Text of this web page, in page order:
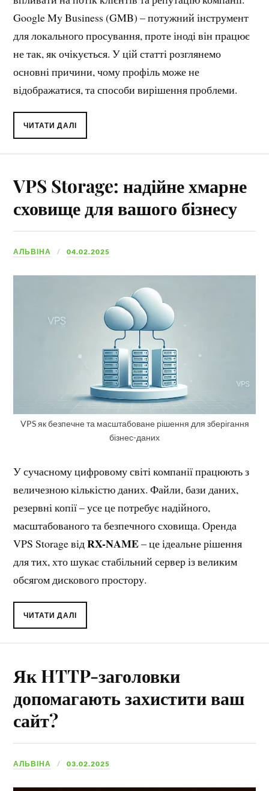
Google My Business (GMB) – потужний інструмент
для локального просування, проте іноді він працює
не так, як очікується. У цій статті розглянемо
основні причини, чому профіль може не
відображатися, та способи вирішення проблеми.
ЧИТАТИ ДАЛІ
VPS Storage: надійне хмарне
сховище для вашого бізнесу
АЛЬВІНА 04.02.2025
VPS як безпечне та масштабоване рішення для зберігання
бізнес-даних
У сучасному цифровому світі компанії працюють з
величезною кількістю даних. Файли, бази даних,
резервні копії – усе це потребує надійного,
масштабованого та безпечного сховища. Оренда
VPS Storage відRX-NAME– це ідеальне рішення
для тих, хто шукає стабільний сервер із великим
обсягом дискового простору.
ЧИТАТИ ДАЛІ
Як HTTP-заголовки
допомагають захистити ваш
сайт?
АЛЬВІНА 03.02.2025